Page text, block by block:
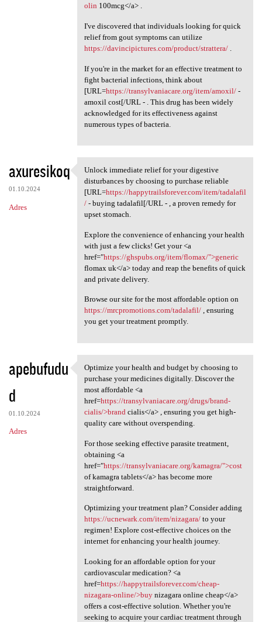
olin 100mcg</a> .
I've discovered that individuals looking for quick
relief from gout symptoms can utilize
https://davincipictures.com/product/strattera/.
If you're in the market for an effective treatment to
fight bacterial infections, think about
[URL=https://transylvaniacare.org/item/amoxil/-
amoxil cost[/URL - . This drug has been widely
acknowledged for its effectiveness against
numerous types of bacteria.
axuresikoq
01.10.2024
Adres
Unlock immediate relief for
Unlock immediate relief for your digestive
disturbances by choosing to purchase reliable
[URL=https://happytrailsforever.com/item/tadalafil
/- buying tadalafil[/URL - , a proven remedy for
upset stomach.
Explore the convenience of enhancing your health
with just a few clicks! Get your <a
href="https://ghspubs.org/item/flomax/">generic
flomax uk</a> today and reap the benefits of quick
and private delivery.
Browse our site for the most affordable option on
https://mrcpromotions.com/tadalafil/, ensuring
you get your treatment promptly.
apebufudu
d
01.10.2024
Adres
Optimize your health and
Optimize your health and budget by choosing to
purchase your medicines digitally. Discover the
most affordable <a
href=https://transylvaniacare.org/drugs/brand-
cialis/>brandcialis</a> , ensuring you get high-
quality care without overspending.
For those seeking effective parasite treatment,
obtaining <a
href="https://transylvaniacare.org/kamagra/">cost
of kamagra tablets</a> has become more
straightforward.
Optimizing your treatment plan? Consider adding
https://ucnewark.com/item/nizagara/to your
regimen! Explore cost-effective choices on the
internet for enhancing your health journey.
Looking for an affordable option for your
cardiovascular medication? <a
href=https://happytrailsforever.com/cheap-
nizagara-online/>buynizagara online cheap</a>
offers a cost-effective solution. Whether you're
seeking to acquire your cardiac treatment through